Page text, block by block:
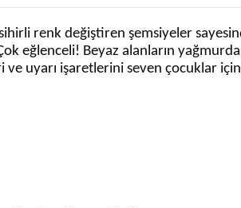
renk değiştiren şemsiyeler
eğlenceli! Beyaz alanların
uyarı işaretlerini seven çocuklar